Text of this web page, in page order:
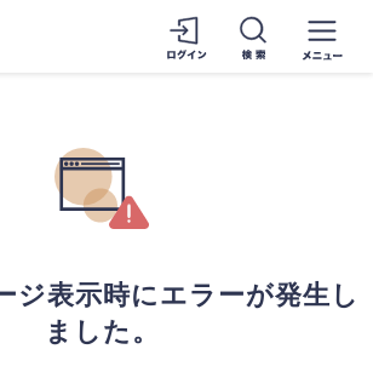
ジ表示時にエラーが発生し
ました。